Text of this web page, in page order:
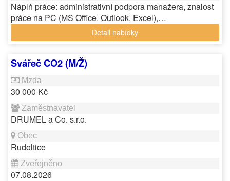
Náplň práce: administrativní podpora manažera, znalost
práce na PC (MS Office. Outlook, Excel),…
Detail nabídky
Svářeč CO2 (M/Ž)
30 000 Kč
DRUMEL a Co. s.r.o.
Rudoltice
07.08.2026